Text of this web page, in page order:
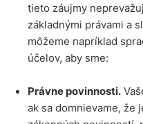
tieto záujmy
základnými právami a
môžeme napríklad
účelov, aby sme:
Právne povinnosti.
ak sa domnievame, že